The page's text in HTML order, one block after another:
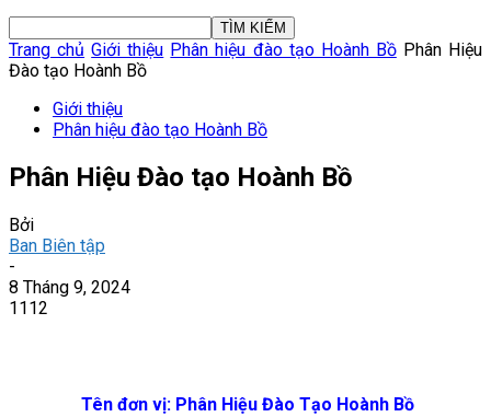
Trang chủ Giới thiệu Phân hiệu đào tạo Hoành Bồ Phân Hiệu
Đào tạo Hoành Bồ
Giới thiệu
Phân hiệu đào tạo Hoành Bồ
Phân Hiệu Đào tạo Hoành Bồ
Bởi
Ban Biên tập
-
8 Tháng 9, 2024
1112
Tên đơn vị: Phân Hiệu Đào Tạo Hoành Bồ